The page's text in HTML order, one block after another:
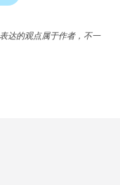
达的观点属于作者，不一